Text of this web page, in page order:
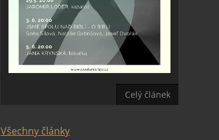
Celý článek
Všechny články